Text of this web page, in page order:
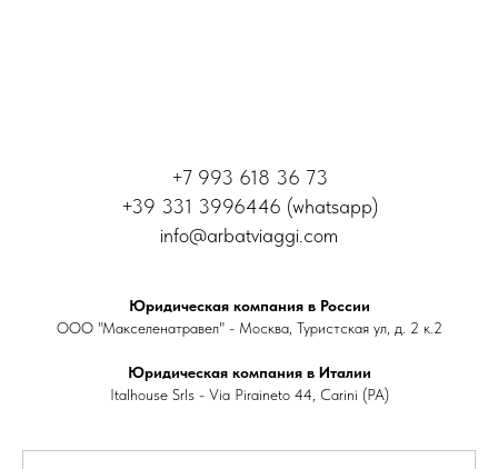
+7 993 618 36 73
+39 331 3996446 (whatsapp)
info@arbatviaggi.com
Юридическая компания в России
ООО "Макселенатравел" - Москва, Туристская ул, д. 2 к.2
Юридическая компания в Италии
Italhouse Srls - Via Piraineto 44, Carini (PA)